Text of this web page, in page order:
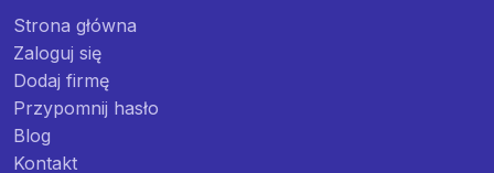
Strona główna
Zaloguj się
Dodaj firmę
Przypomnij hasło
Blog
Kontakt